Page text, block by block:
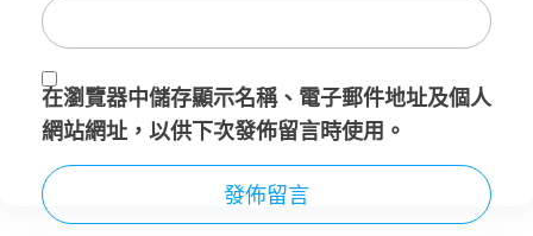
在瀏覽器中儲存顯示名稱、電子郵件地址及個人
網站網址，以供下次發佈留言時使用。